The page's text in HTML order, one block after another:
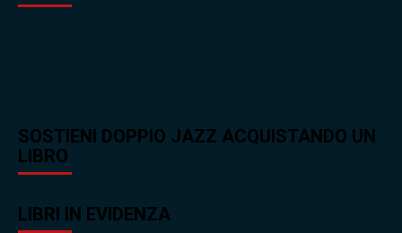
SOSTIENI DOPPIO JAZZ ACQUISTANDO UN
LIBRO
LIBRI IN EVIDENZA